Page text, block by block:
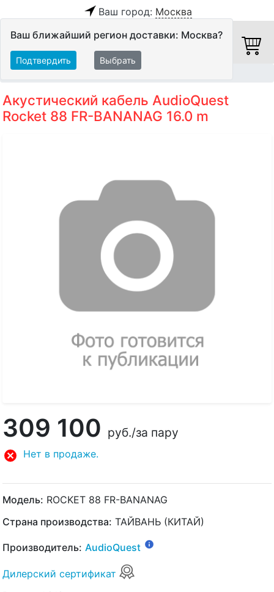
Ваш город: Москва
Ваш ближайший регион доставки: Москва?
Подтвердить Выбрать
Акустический кабель AudioQuest
Rocket 88 FR-BANANAG 16.0 m
309 100 руб./за пару
Нет в продаже.
Модель: ROCKET 88 FR-BANANAG
Страна производства: ТАЙВАНЬ (КИТАЙ)
Производитель: AudioQuest
Дилерский сертификат